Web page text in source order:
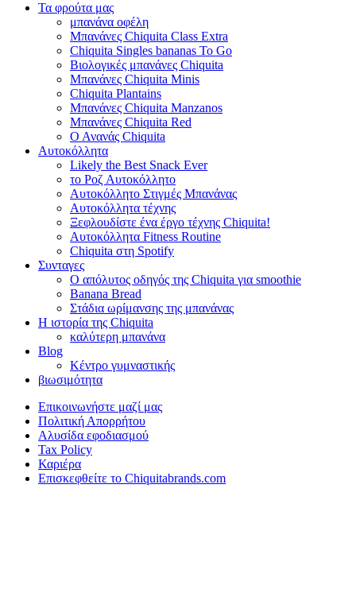
Τα φρούτα μας
μπανάνα οφέλη
Μπανάνες Chiquita Class Extra
Chiquita Singles bananas To Go
Βιολογικές μπανάνες Chiquita
Μπανάνες Chiquita Minis
Chiquita Plantains
Μπανάνες Chiquita Manzanos
Μπανάνες Chiquita Red
Ο Ανανάς Chiquita
Αυτοκόλλητα
Likely the Best Snack Ever
το Ροζ Αυτοκόλλητο
Αυτοκόλλητο Στιγμές Μπανάνας
Αυτοκόλλητα τέχνης
Ξεφλουδίστε ένα έργο τέχνης Chiquita!
Αυτοκόλλητα Fitness Routine
Chiquita στη Spotify
Συνταγες
Ο απόλυτος οδηγός της Chiquita για smoothie
Banana Bread
Στάδια ωρίμανσης της μπανάνας
Η ιστορία της Chiquita
καλύτερη μπανάνα
Blog
Κέντρο γυμναστικής
βιωσιμότητα
Επικοινωνήστε μαζί μας
Πολιτική Απορρήτου
Αλυσίδα εφοδιασμού
Tax Policy
Καριέρα
Επισκεφθείτε το Chiquitabrands.com